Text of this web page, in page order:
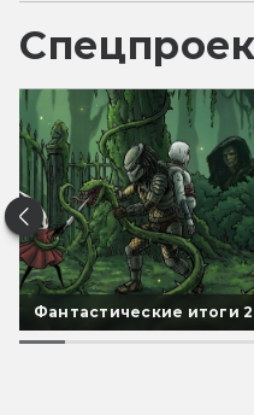
Фантастические итоги